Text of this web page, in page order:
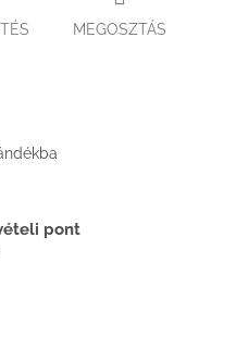
MEGOSZTÁS
pont